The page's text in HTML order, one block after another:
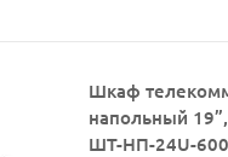
Шкаф
напольный
ШТ-НП-24U-